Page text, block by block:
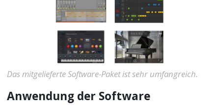
Das mitgelieferte Software-Paket ist sehr umfangreich.
Anwendung der Software